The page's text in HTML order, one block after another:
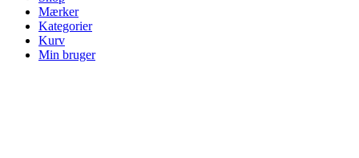
Mærker
Kategorier
Kurv
Min bruger